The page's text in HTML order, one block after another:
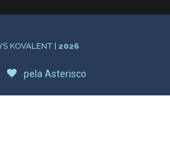
KOVALENT | 2026
pela Asterisco